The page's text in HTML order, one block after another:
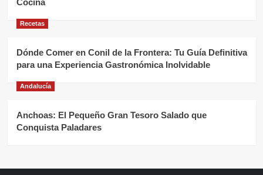
Cocina
Recetas
Dónde Comer en Conil de la Frontera: Tu Guía Definitiva
para una Experiencia Gastronómica Inolvidable
Andalucía
Anchoas: El Pequeño Gran Tesoro Salado que
Conquista Paladares